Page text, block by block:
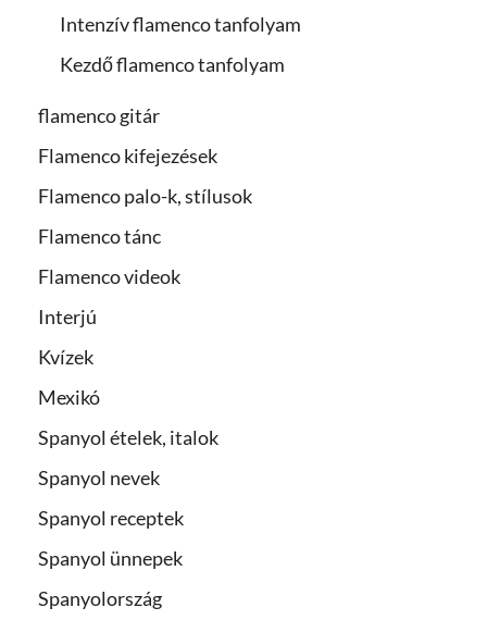
Intenzív flamenco tanfolyam
Kezdő flamenco tanfolyam
flamenco gitár
Flamenco kifejezések
Flamenco palo-k, stílusok
Flamenco tánc
Flamenco videok
Interjú
Kvízek
Mexikó
Spanyol ételek, italok
Spanyol nevek
Spanyol receptek
Spanyol ünnepek
Spanyolország